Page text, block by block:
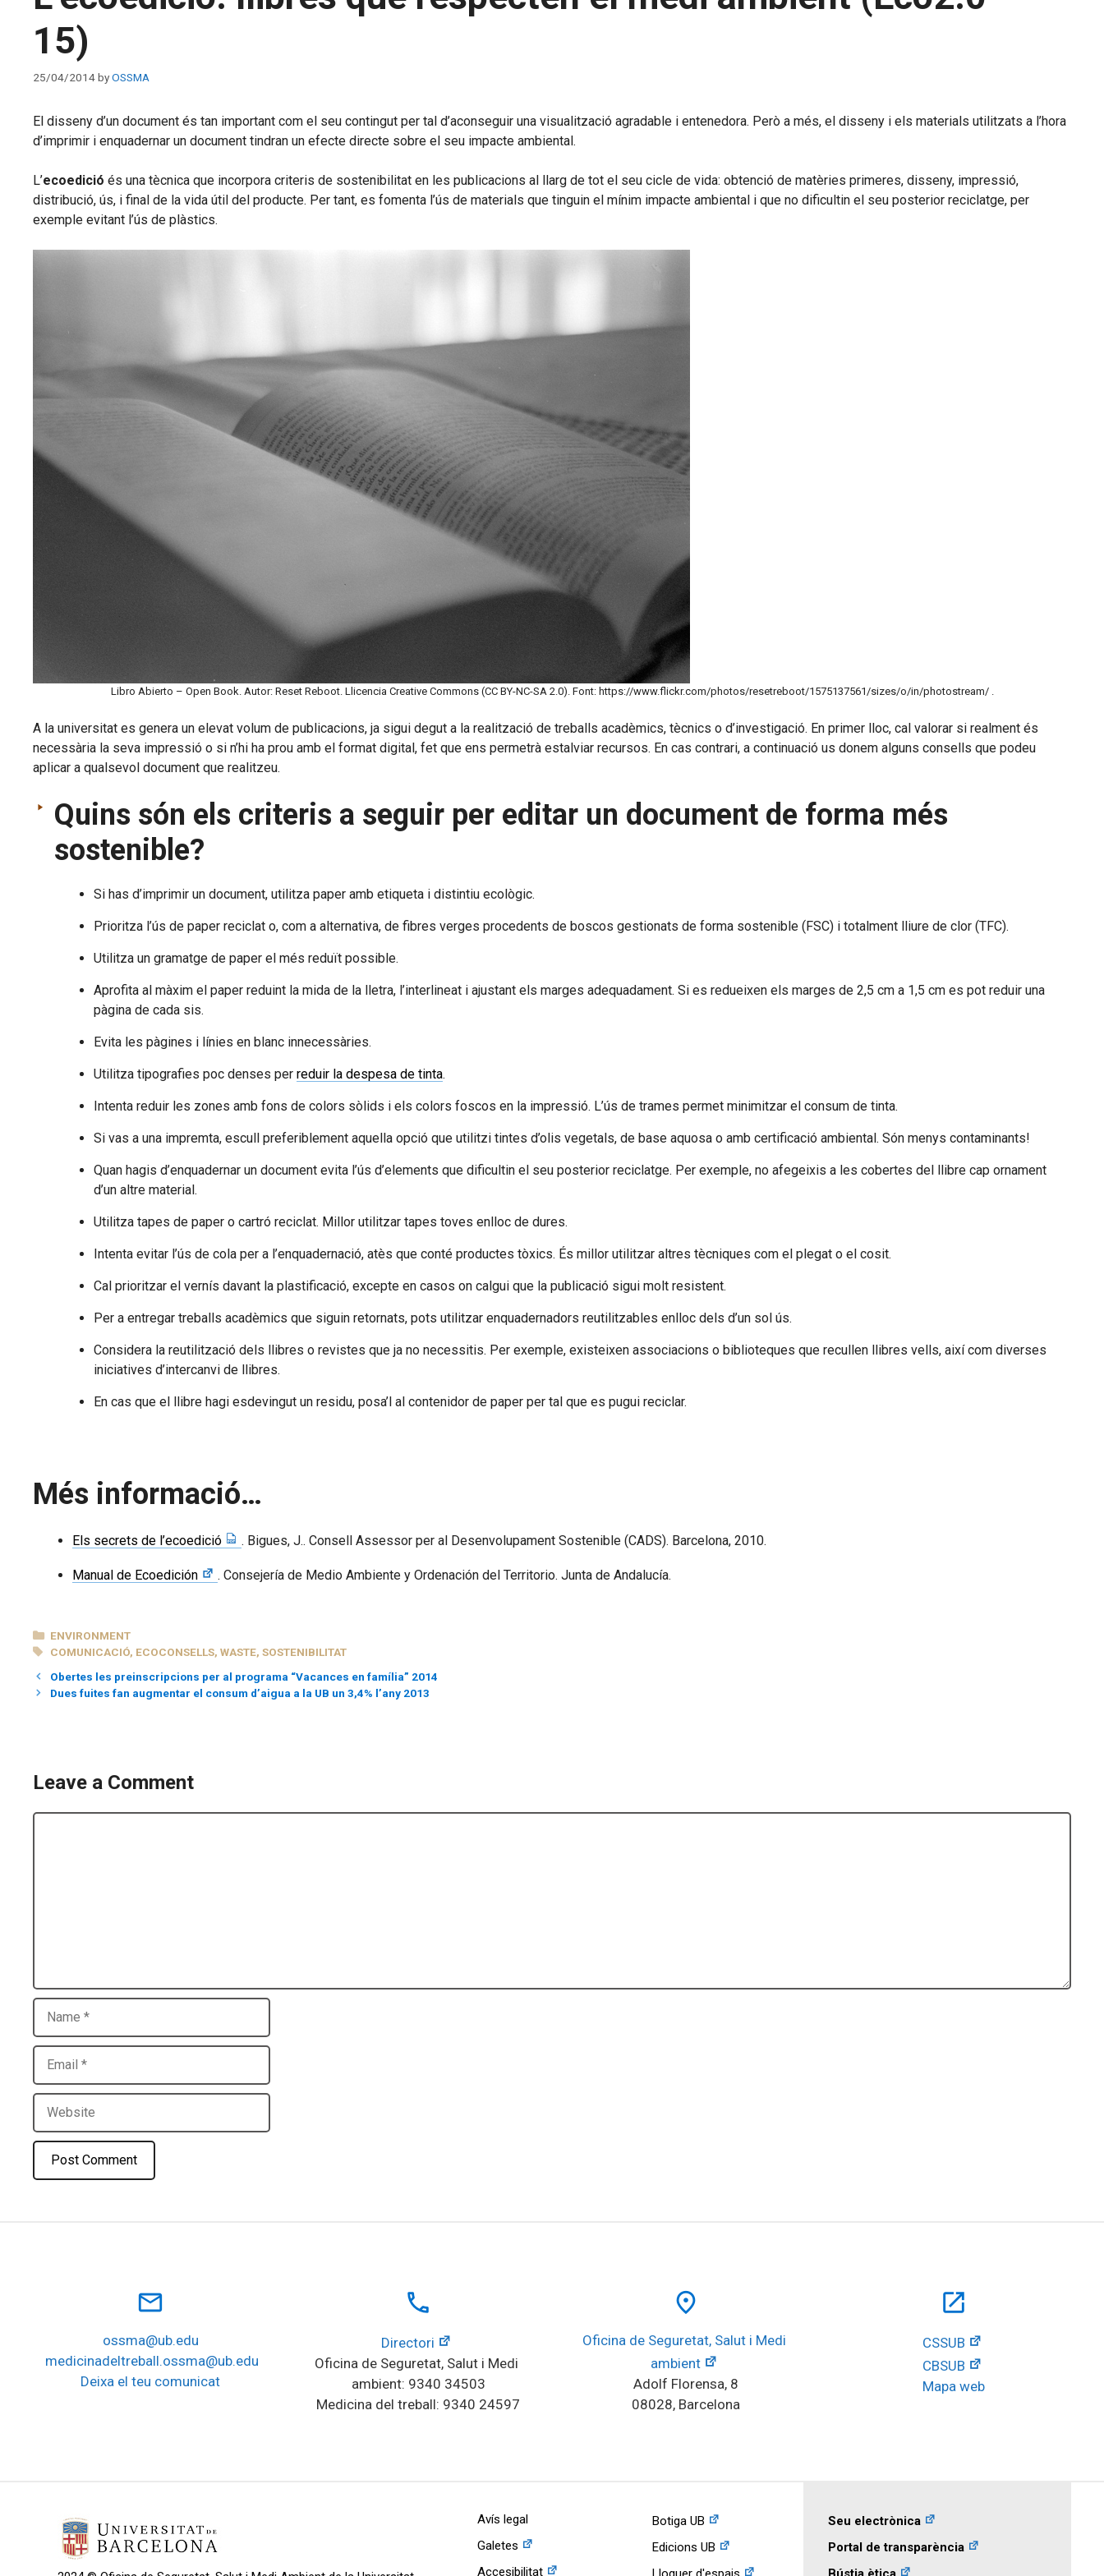
15)
25/04/2014byOSSMA
El disseny d’un document és tan important com el seu contingut per tal d’aconseguir una visualització agradable i entenedora. Però a més, el disseny i els materials utilitzats a l’hora
d’imprimir i enquadernar un document tindran un efecte directe sobre el seu impacte ambiental.
L’ecoedició és una tècnica que incorpora criteris de sostenibilitat en les publicacions al llarg de tot el seu cicle de vida: obtenció de matèries primeres, disseny, impressió,
distribució, ús, i final de la vida útil del producte. Per tant, es fomenta l’ús de materials que tinguin el mínim impacte ambiental i que no dificultin el seu posterior reciclatge, per
exemple evitant l’ús de plàstics.
Libro Abierto – Open Book. Autor: Reset Reboot. Llicencia Creative Commons (CC BY-NC-SA 2.0). Font: https://www.flickr.com/photos/resetreboot/1575137561/sizes/o/in/photostream/ .
A la universitat es genera un elevat volum de publicacions, ja sigui degut a la realització de treballs acadèmics, tècnics o d’investigació. En primer lloc, cal valorar si realment és
necessària la seva impressió o si n’hi ha prou amb el format digital, fet que ens permetrà estalviar recursos. En cas contrari, a continuació us donem alguns consells que podeu
aplicar a qualsevol document que realitzeu.
Quins són els criteris a seguir per editar un document de forma més
sostenible?
Si has d’imprimir un document, utilitza paper amb etiqueta i distintiu ecològic.
Prioritza l’ús de paper reciclat o, com a alternativa, de fibres verges procedents de boscos gestionats de forma sostenible (FSC) i totalment lliure de clor (TFC).
Utilitza un gramatge de paper el més reduït possible.
Aprofita al màxim el paper reduint la mida de la lletra, l’interlineat i ajustant els marges adequadament. Si es redueixen els marges de 2,5 cm a 1,5 cm es pot reduir una
pàgina de cada sis.
Evita les pàgines i línies en blanc innecessàries.
Utilitza tipografies poc denses per reduir la despesa de tinta.
Intenta reduir les zones amb fons de colors sòlids i els colors foscos en la impressió. L’ús de trames permet minimitzar el consum de tinta.
Si vas a una impremta, escull preferiblement aquella opció que utilitzi tintes d’olis vegetals, de base aquosa o amb certificació ambiental. Són menys contaminants!
Quan hagis d’enquadernar un document evita l’ús d’elements que dificultin el seu posterior reciclatge. Per exemple, no afegeixis a les cobertes del llibre cap ornament
d’un altre material.
Utilitza tapes de paper o cartró reciclat. Millor utilitzar tapes toves enlloc de dures.
Intenta evitar l’ús de cola per a l’enquadernació, atès que conté productes tòxics. És millor utilitzar altres tècniques com el plegat o el cosit.
Cal prioritzar el vernís davant la plastificació, excepte en casos on calgui que la publicació sigui molt resistent.
Per a entregar treballs acadèmics que siguin retornats, pots utilitzar enquadernadors reutilitzables enlloc dels d’un sol ús.
Considera la reutilització dels llibres o revistes que ja no necessitis. Per exemple, existeixen associacions o biblioteques que recullen llibres vells, així com diverses
iniciatives d’intercanvi de llibres.
En cas que el llibre hagi esdevingut un residu, posa’l al contenidor de paper per tal que es pugui reciclar.
Més informació…
Els secrets de l’ecoedició . Bigues, J.. Consell Assessor per al Desenvolupament Sostenible (CADS). Barcelona, 2010.
Manual de Ecoedición . Consejería de Medio Ambiente y Ordenación del Territorio. Junta de Andalucía.
CATEGORIES
ENVIRONMENT
TAGS
COMUNICACIÓ, ECOCONSELLS,WASTE,SOSTENIBILITAT
Obertes les preinscripcions per al programa “Vacances en família” 2014
Dues fuites fan augmentar el consum d’aigua a la UB un 3,4% l’any 2013
Leave a Comment
Name
Email
Website
mail_outline
ossma@ub.edu
medicinadeltreball.ossma@ub.edu
Deixa el teu comunicat
local_phone
Directori
Oficina de Seguretat, Salut i Medi
ambient: 9340 34503
Medicina del treball: 9340 24597
place
Oficina de Seguretat, Salut i Medi
ambient
Adolf Florensa, 8
08028, Barcelona
open_in_new
CSSUB
CBSUB
Mapa web
Avís legal
Galetes
Accesibilitat
Botiga UB
Edicions UB
Seu electrònica
Portal de transparència